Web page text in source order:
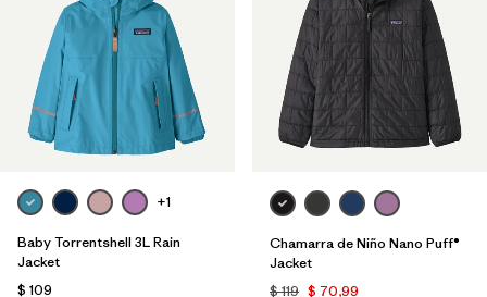
+1
Baby Torrentshell 3L Rain
Jacket
$ 109
Chamarra de Niño Nano Puff®
Jacket
$ 119 $ 70,99